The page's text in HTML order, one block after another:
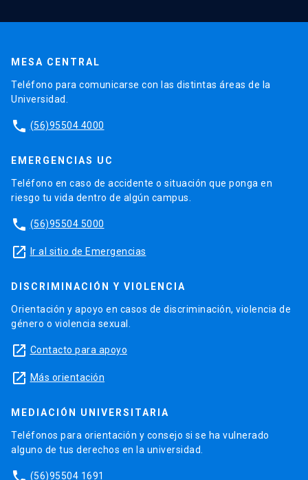
MESA CENTRAL
Teléfono para comunicarse con las distintas áreas de la
Universidad.
phone (56)95504 4000
EMERGENCIAS UC
Teléfono en caso de accidente o situación que ponga en
riesgo tu vida dentro de algún campus.
phone (56)95504 5000
launch Ir al sitio de Emergencias
DISCRIMINACIÓN Y VIOLENCIA
Orientación y apoyo en casos de discriminación, violencia de
género o violencia sexual.
launch Contacto para apoyo
launch Más orientación
MEDIACIÓN UNIVERSITARIA
Teléfonos para orientación y consejo si se ha vulnerado
alguno de tus derechos en la universidad.
(56)95504 1691